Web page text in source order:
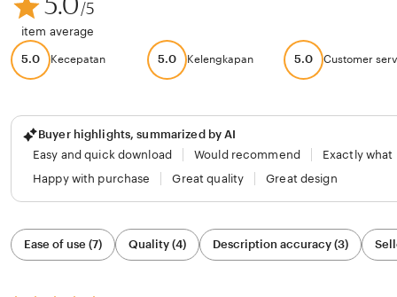
5.0/5
item average
5.0 Kecepatan 5.0 Kelengkapan 5.0 Customer
Buyer highlights, summarized by AI
Easy and quick download
Would recommend
Exactly what
Happy with purchase
Great quality Great design
Filter
by
category
Ease of use (7) Quality (4) Description accuracy (3)